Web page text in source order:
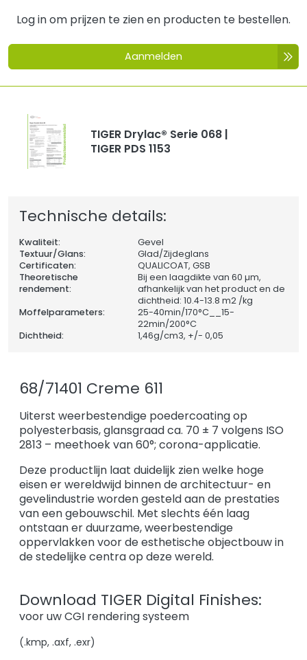
Log in om prijzen te zien en producten te bestellen.
Aanmelden
TIGER Drylac® Serie 068 |
TIGER PDS 1153
Technische details:
Kwaliteit:
Gevel
Textuur/Glans:
Glad/Zijdeglans
Certificaten:
QUALICOAT, GSB
Theoretische
rendement:
Bij een laagdikte van 60 µm,
afhankelijk van het product en de
dichtheid: 10.4-13.8 m2 /kg
Moffelparameters:
25-40min/170°C__15-
22min/200°C
Dichtheid:
1,46g/cm3, +/- 0,05
68/71401 Creme 611
Uiterst weerbestendige poedercoating op
polyesterbasis, glansgraad ca. 70 ± 7 volgens ISO
2813 – meethoek van 60°; corona-applicatie.
Deze productlijn laat duidelijk zien welke hoge
eisen er wereldwijd binnen de architectuur- en
gevelindustrie worden gesteld aan de prestaties
van een gebouwschil. Met slechts één laag
ontstaan er duurzame, weerbestendige
oppervlakken voor de esthetische objectbouw in
de stedelijke centra op deze wereld.
Download TIGER Digital Finishes:
voor uw CGI rendering systeem
(.kmp, .axf, .exr)